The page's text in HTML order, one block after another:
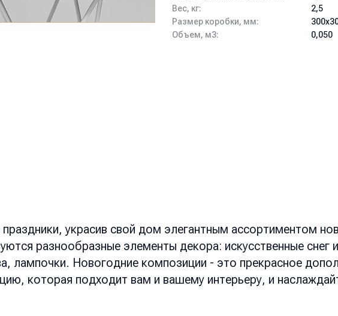
Вес, кг:
2,5
Размер коробки, мм:
Объем, м3:
0,050
праздники, украсив свой дом элегантным ассортиментом
разнообразные элементы декора: искусственные
лампочки. Новогодние композиции - это прекрасное
которая подходит вам и вашему интерьеру, и